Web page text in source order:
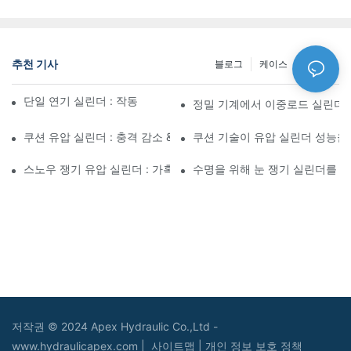
추천 기사 NEWS
케이스
블로그
단일 연기 실린더 : 작동 방식 & 공통 응용 프로그램정밀 기계에서 이중로드 실린더
쿠션 유압 실린더 : 충격 감소 & 수명 연장쿠션 기술이 유압 실린더 성능
스노우 쟁기 유압 실린더 : 가혹한 겨울 조건을위한 주요 기능
수명을 위해 눈 쟁기 실린더를
저작권 © 2024 Apex Hydraulic Co.,Ltd -
www.hydraulicapex.com | 사이트맵 개인 정보 보호 정책